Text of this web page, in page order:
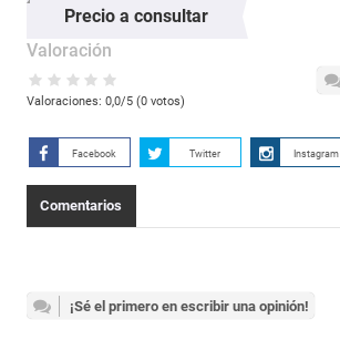
Precio a consultar
Valoración
Valoraciones: 0,0/5 (0votos)
Facebook Twitter Instagram
Comentarios
¡Sé el primero en escribir una opinión!